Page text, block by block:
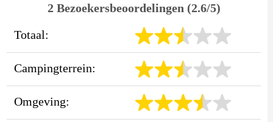
2 Bezoekersbeoordelingen (2.6/5)
Totaal:
Campingterrein:
Omgeving: